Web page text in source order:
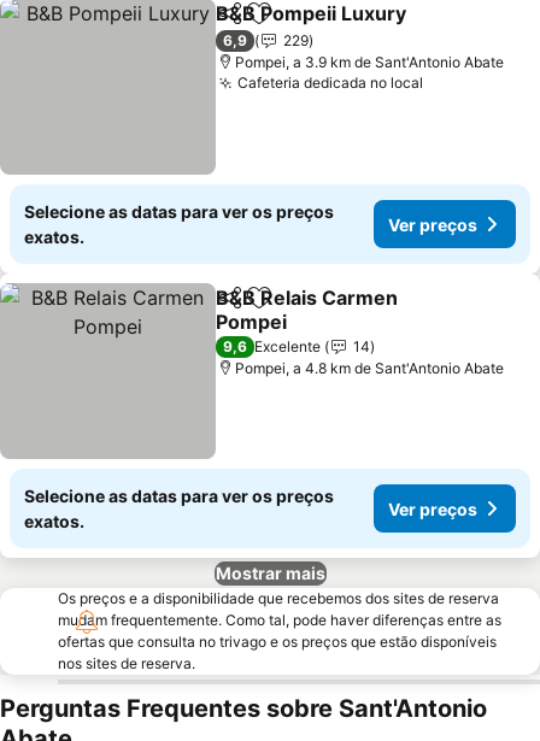
PartilharAdicionar aos favoritos
B&B Pompeii Luxury
6,9
229
Pompei, a 3.9 km de Sant'Antonio Abate
Cafeteria dedicada no local
Selecione as datas para ver os preços
exatos.
Ver preços
PartilharAdicionar aos favoritos
B&B Relais Carmen
Pompei
9,6 Excelente
14
Pompei, a 4.8 km de Sant'Antonio Abate
Selecione as datas para ver os preços
exatos.
Ver preços
Mostrar mais
Os preços e a disponibilidade que recebemos dos sites de reserva
mudam frequentemente. Como tal, pode haver diferenças entre as
ofertas que consulta no trivago e os preços que estão disponíveis
nos sites de reserva.
Perguntas Frequentes sobre Sant'Antonio